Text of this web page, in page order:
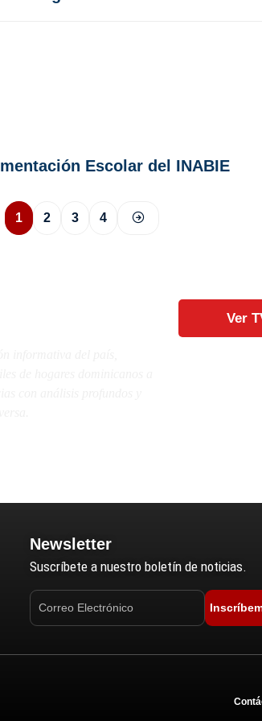
Escolar del INABIE
1 2 3 4
Ver
Newsletter
Suscríbete a nuestro boletín de noticias.